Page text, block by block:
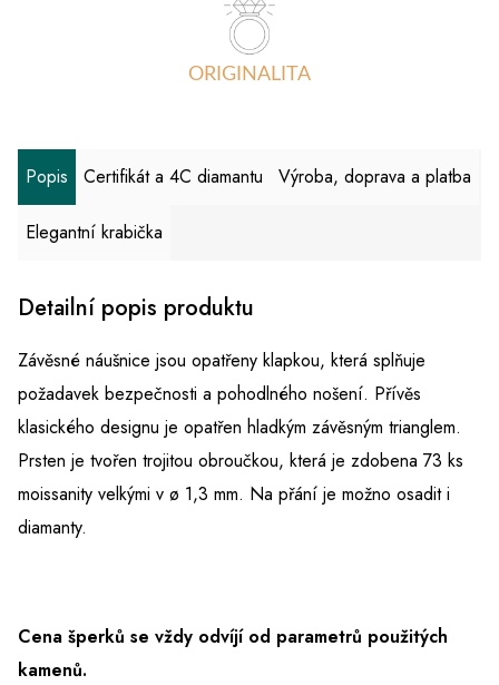
ORIGINALITA
Popis Certifikát a 4C diamantu Výroba, doprava a platba
Elegantní krabička
Detailní popis produktu
Závěsné náušnice jsou opatřeny klapkou, která splňuje
požadavek bezpečnosti a pohodlného nošení. Přívěs
klasického designu je opatřen hladkým závěsným trianglem.
Prsten je tvořen trojitou obroučkou, která je zdobena 73 ks
moissanity velkými v ø 1,3 mm. Na přání je možno osadit i
diamanty.
Cena šperků se vždy odvíjí od parametrů použitých
kamenů.